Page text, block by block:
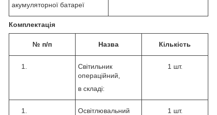
акумуляторної батареї
Комплектація
№ п/п Назва Кількість
Світильник
операційний,
в складі:
1 шт.
Освітлювальний
1 шт.